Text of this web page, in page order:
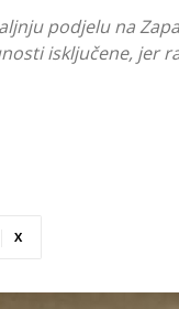
podjelu na
isključene, jer
X